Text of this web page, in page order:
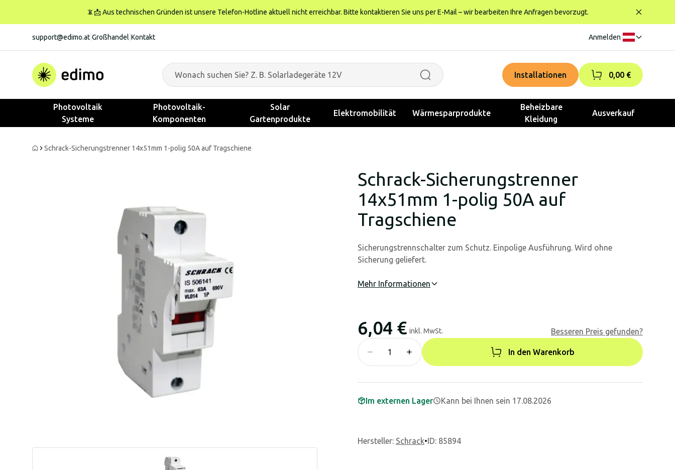
📵📩 Aus technischen Gründen ist unsere Telefon-Hotline aktuell nicht erreichbar. Bitte kontaktieren Sie uns per E-Mail – wir bearbeiten Ihre Anfragen bevorzugt.
support@edimo.at Großhandel Kontakt Anmelden
Installationen 0,00 €
Photovoltaik
Systeme
Photovoltaik-
Komponenten
Solar
Gartenprodukte
Elektromobilität Wärmesparprodukte
Beheizbare
Kleidung
Ausverkauf
Schrack-Sicherungstrenner 14x51mm 1-polig 50A auf Tragschiene
Schrack-Sicherungstrenner
14x51mm 1-polig 50A auf
Tragschiene
Sicherungstrennschalter zum Schutz. Einpolige Ausführung. Wird ohne
Sicherung geliefert.
Mehr Informationen
6,04 € inkl. MwSt. Besseren Preis gefunden?
In den Warenkorb
Im externen Lager Kann bei Ihnen sein 17.08.2026
Hersteller: Schrack•ID: 85894